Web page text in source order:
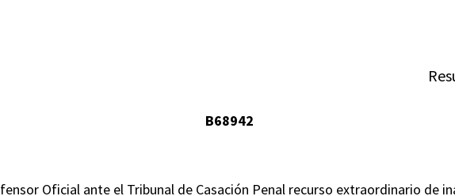
B68942
Oficial ante el Tribunal de Casación Penal recurso extraordinario de